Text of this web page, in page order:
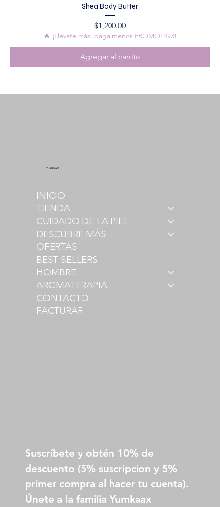
Shea Body Butter
Precio
$1,200.00
🔥 ¡Llévate más, paga menos PROMO: 4x3!
Agregar al carrito
YUMKAAX
INICIO
TIENDA
CUIDADO DE LA PIEL
DESCUBRE MÁS
OFERTAS
BEST SELLERS
HOMBRE
AROMATERAPIA
CONTACTO
FACTURAR
Suscríbete y obtén 10% de
descuento (5% suscripcion y 5%
primer compra al hacer tu cuenta).
Únete a la familia Yumkaax